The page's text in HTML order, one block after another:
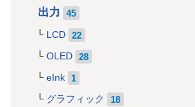
出力 45
LCD 22
OLED 28
eInk 1
グラフィック 18